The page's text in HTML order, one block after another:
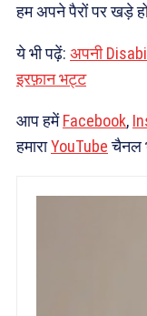
हम अपने पैरों पर खड़े
ये भी पढ़ें: अपनी
इरफ़ान भट्ट
आप हमेंFacebook,
हमाराYouTubeचैनल